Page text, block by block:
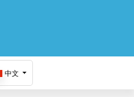
中文